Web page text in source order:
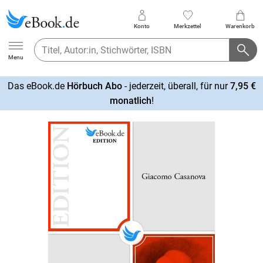
Ebook.de
Menu
Konto Merkzettel Warenkorb
Das eBook.de Hörbuch Abo- jederzeit, überall, für nur7,95 €
monatlich!